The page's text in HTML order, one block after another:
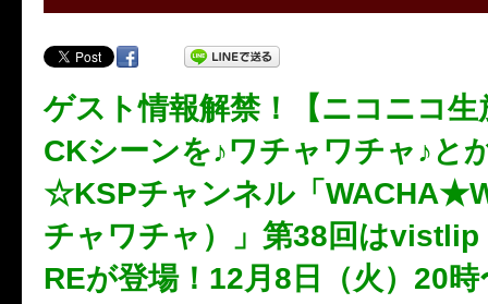
ゲスト情報解禁！【ニコニコ生
CKシーンを♪ワチャワチャ♪と
☆KSPチャンネル「
チャワチャ）」第38回はvistlip
REが登場！12月8日（火）20